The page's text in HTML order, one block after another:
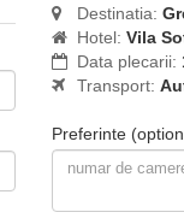
Destinatia:
Hotel: Vila
Data plecarii:
Transport:
Preferinte